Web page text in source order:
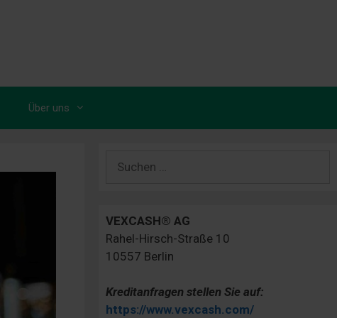
Über uns
nach:
VEXCASH® AG
Rahel-Hirsch-Straße 10
10557 Berlin
Kreditanfragen stellen Sie auf:
https://www.vexcash.com/